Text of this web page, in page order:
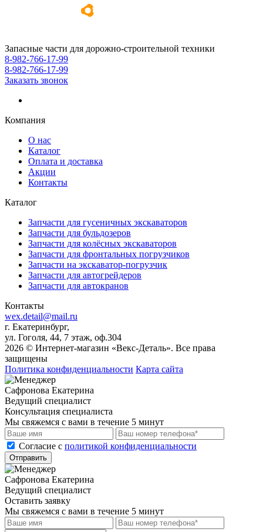
Запасные части для дорожно-строительной техники
8-982-766-17-99
8-982-766-17-99
Заказать звонок
Компания
О нас
Каталог
Оплата и доставка
Акции
Контакты
Каталог
Запчасти для гусеничных экскаваторов
Запчасти для бульдозеров
Запчасти для колёсных экскаваторов
Запчасти для фронтальных погрузчиков
Запчасти на экскаватор-погрузчик
Запчасти для автогрейдеров
Запчасти для автокранов
Контакты
wex.detail@mail.ru
г. Екатеринбург,
ул. Гоголя, 44, 7 этаж, оф.304
2026 © Интернет-магазин «Векс-Деталь». Все права
защищены
Политика конфиденциальности Карта сайта
Сафронова Екатерина
Ведущий специалист
Консультация специалиста
Мы свяжемся с вами в течение 5 минут
Cогласие с политикой конфиденциальности
Отправить
Сафронова Екатерина
Ведущий специалист
Оставить заявку
Мы свяжемся с вами в течение 5 минут